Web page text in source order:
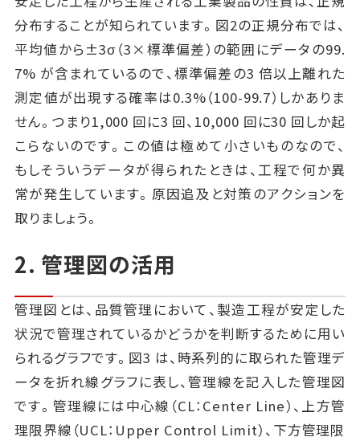
分布することが知られています。図2の正規分布では、
平均値から±3σ（3×標準偏差）の範囲にデータの99.
7% が含まれているので、標準偏差の3 倍以上離れた
測定値が出現する確率は0.3%（100-99.7）しかありま
せん。つまり1,000 回に3 回、10,000 回に30 回しか起
こらないのです。この値は極めて小さいものなので、
もしそういうデータが得られたときは、工程で何か異
常が発生しています。原因追及と対策のアクションを
取りましょう。
2. 管理図の活用
管理図とは、品質管理において、製造工程が安定した
状況で管理されているかどうかを判断するために用い
られるグラフです。図3 は、時系列的に取られた管理デ
ータを折れ線グラフに表し、管理線を記入した管理図
です。管理線には中心線（CL：Center Line）、上方管
理限界線（UCL：Upper Control Limit）、下方管理限